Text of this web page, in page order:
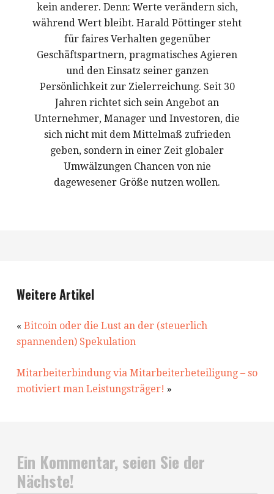
kein anderer. Denn: Werte verändern sich,
während Wert bleibt. Harald Pöttinger steht
für faires Verhalten gegenüber
Geschäftspartnern, pragmatisches Agieren
und den Einsatz seiner ganzen
Persönlichkeit zur Zielerreichung. Seit 30
Jahren richtet sich sein Angebot an
Unternehmer, Manager und Investoren, die
sich nicht mit dem Mittelmaß zufrieden
geben, sondern in einer Zeit globaler
Umwälzungen Chancen von nie
dagewesener Größe nutzen wollen.
Weitere Artikel
« Bitcoin oder die Lust an der (steuerlich
spannenden) Spekulation
Mitarbeiterbindung via Mitarbeiterbeteiligung – so
motiviert man Leistungsträger! »
Ein Kommentar, seien Sie der
Nächste!